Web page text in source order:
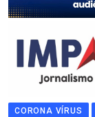
CORONA VÍRUS